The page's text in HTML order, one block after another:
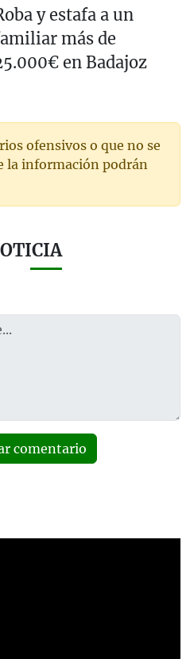
y estafa a un
más de
en Badajoz
ofensivos o que no se
la información podrán
comentario